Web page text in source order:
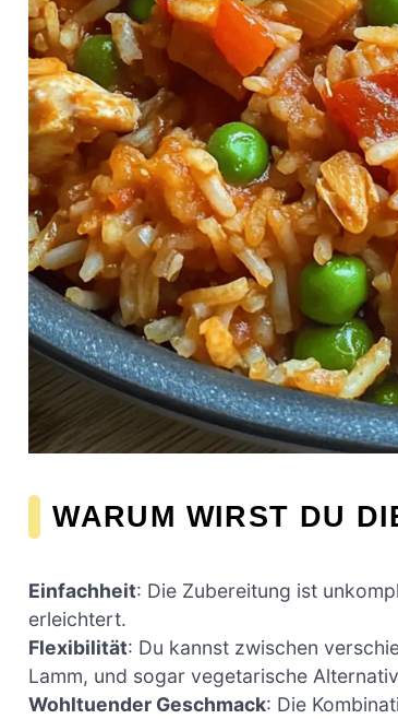
WARUM WIRST DU
Einfachheit: Die Zubereitung ist
erleichtert.
Flexibilität: Du kannst zwischen
Lamm, und sogar vegetarische
Wohltuender Geschmack: Die